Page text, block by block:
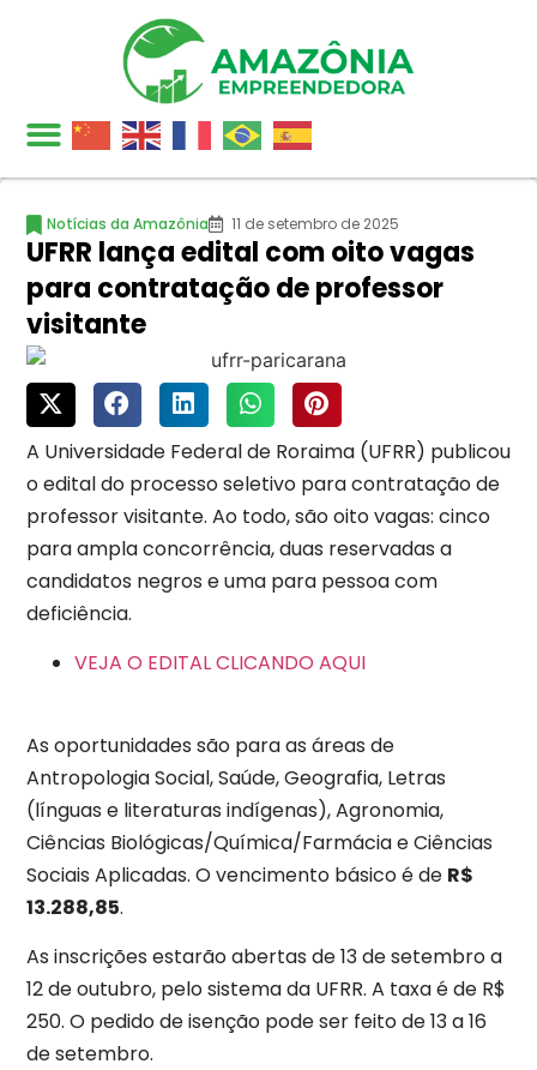
Notícias da Amazônia 11 de setembro de 2025
UFRR lança edital com oito vagas
para contratação de professor
visitante
A Universidade Federal de Roraima (UFRR) publicou
o edital do processo seletivo para contratação de
professor visitante. Ao todo, são oito vagas: cinco
para ampla concorrência, duas reservadas a
candidatos negros e uma para pessoa com
deficiência.
VEJA O EDITALCLICANDO AQUI
As oportunidades são para as áreas de
Antropologia Social, Saúde, Geografia, Letras
(línguas e literaturas indígenas), Agronomia,
Ciências Biológicas/Química/Farmácia e Ciências
Sociais Aplicadas. O vencimento básico é de R$
13.288,85.
As inscrições estarão abertas de 13 de setembro a
12 de outubro, pelo sistema da UFRR. A taxa é de R$
250. O pedido de isenção pode ser feito de 13 a 16
de setembro.